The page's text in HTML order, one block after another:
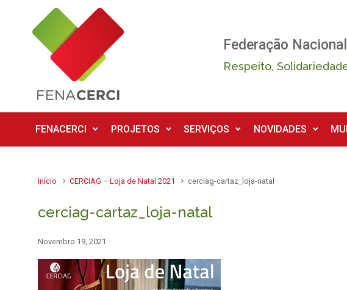
Skip to main content
Federação
Respeito,
FENACERCI PROJETOS SERVIÇOS NOVIDADES
Início CERCIAG – Loja de Natal 2021 cerciag-cartaz_loja-natal
cerciag-cartaz_loja-natal
Novembro 19, 2021